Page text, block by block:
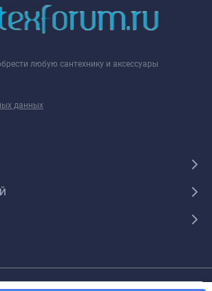
любую сантехнику и аксессуары
данных